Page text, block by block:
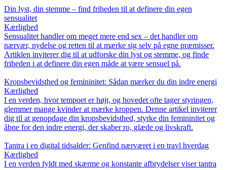
Din lyst, din stemme – find friheden til at definere din egen
sensualitet
Kærlighed
Sensualitet handler om meget mere end sex – det handler om
nærvær, nydelse og retten til at mærke sig selv på egne præmisser.
Artiklen inviterer dig til at udforske din lyst og stemme, og finde
friheden i at definere din egen måde at være sensuel på.
Kropsbevidsthed og femininitet: Sådan mærker du din indre energi
Kærlighed
I en verden, hvor tempoet er højt, og hovedet ofte tager styringen,
glemmer mange kvinder at mærke kroppen. Denne artikel inviterer
dig til at genopdage din kropsbevidsthed, styrke din femininitet og
åbne for den indre energi, der skaber ro, glæde og livskraft.
Tantra i en digital tidsalder: Genfind nærværet i en travl hverdag
Kærlighed
I en verden fyldt med skærme og konstante afbrydelser viser tantra